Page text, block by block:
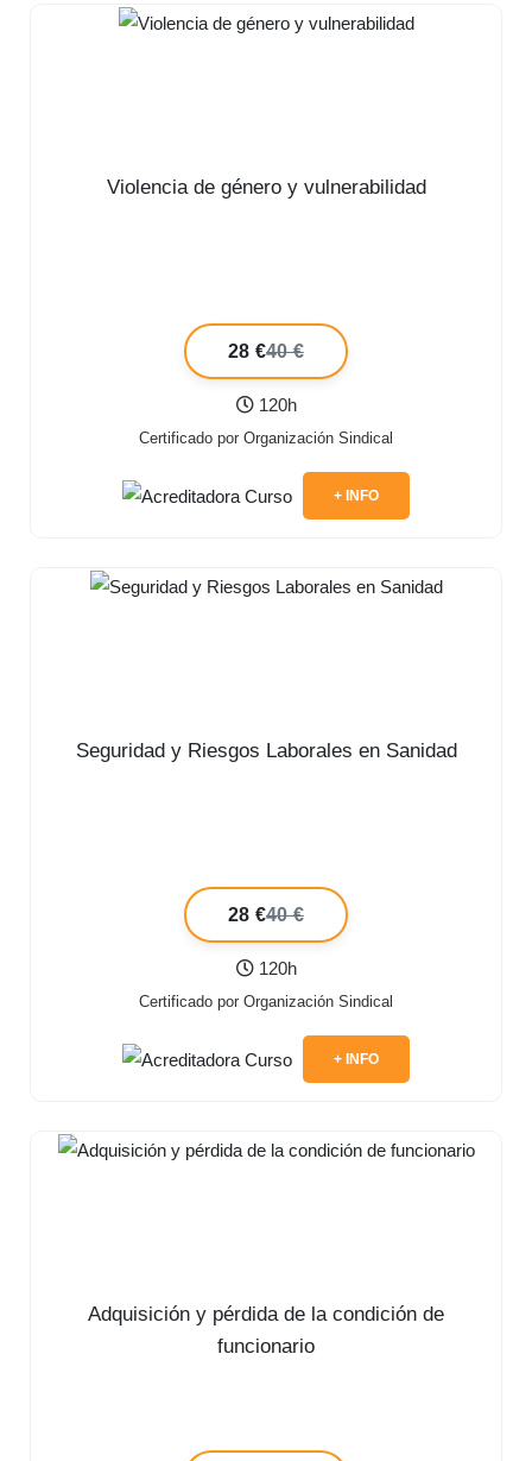
Violencia de género y vulnerabilidad
28 €40 €
120h
Certificado por Organización Sindical
+ INFO
Seguridad y Riesgos Laborales en Sanidad
28 €40 €
120h
Certificado por Organización Sindical
+ INFO
Adquisición y pérdida de la condición de
funcionario